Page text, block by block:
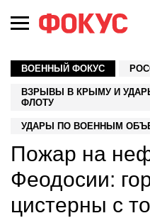
ВОЕННЫЙ ФОКУС
ВЗРЫВЫ В КРЫМУ И
ФЛОТУ
УДАРЫ ПО ВОЕННЫМ
Пожар на
Феодосии:
цистерны с